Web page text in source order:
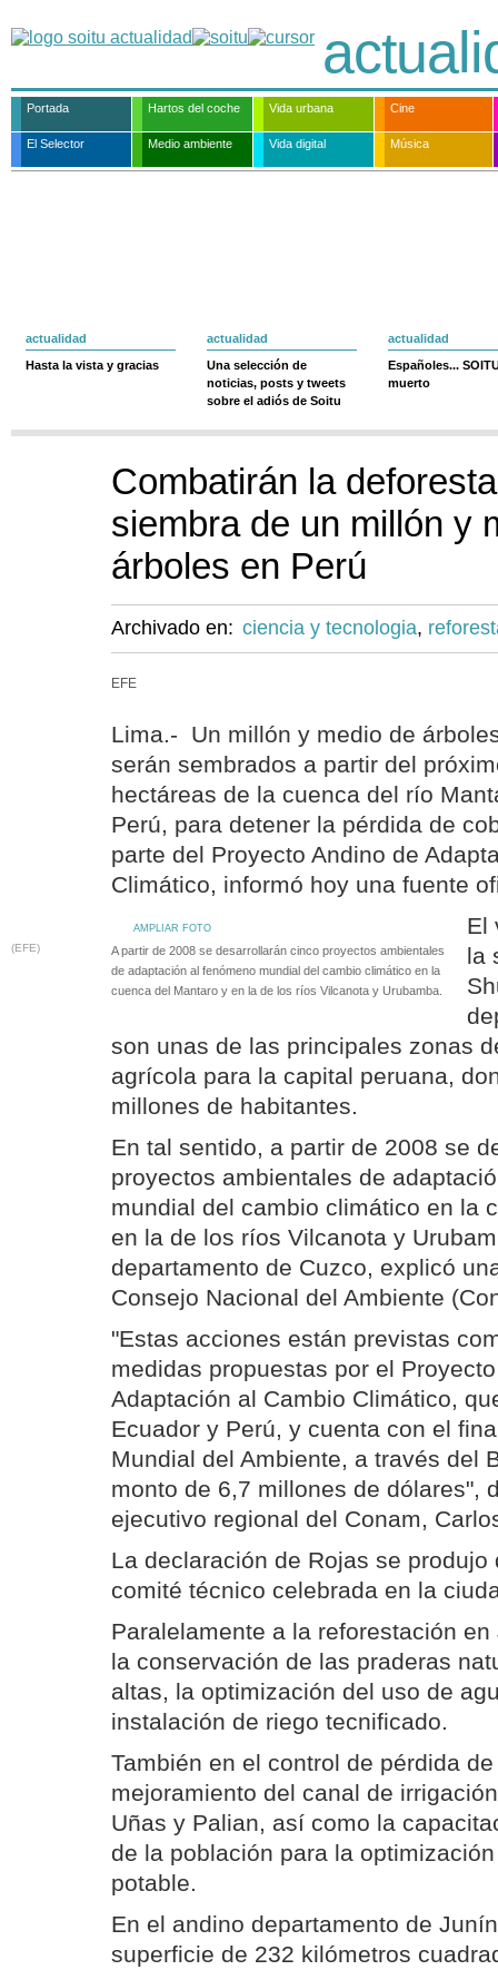
Portada Hartos del coche Vida urbana Cine
El Selector Medio ambiente Vida digital Música
actualidad
Hasta la vista y gracias
actualidad
Una selección de
noticias, posts y tweets
sobre el adiós de Soitu
actualidad
Españoles...
muerto
Combatirán la
siembra de un millón y
árboles en Perú
Archivado en: ciencia y tecnologia,
EFE
Lima.- Un millón y medio de
serán sembrados a partir del
hectáreas de la cuenca del río
Perú, para detener la pérdida de
parte del Proyecto Andino de
Climático, informó hoy una fuente
AMPLIAR FOTO
(EFE)
A partir de 2008 se desarrollarán cinco proyectos ambientales
de adaptación al fenómeno mundial del cambio climático en la
cuenca del Mantaro y en la de los ríos Vilcanota y Urubamba.
El
la
son unas de las principales zonas
agrícola para la capital peruana,
millones de habitantes.
En tal sentido, a partir de 2008 se
proyectos ambientales de
mundial del cambio climático en la
en la de los ríos Vilcanota y
departamento de Cuzco, explicó
Consejo Nacional del Ambiente
"Estas acciones están previstas
medidas propuestas por el
Adaptación al Cambio Climático,
Ecuador y Perú, y cuenta con el
Mundial del Ambiente, a través del
monto de 6,7 millones de dólares",
ejecutivo regional del Conam,
La declaración de Rojas se
comité técnico celebrada en la
Paralelamente a la reforestación
la conservación de las praderas
altas, la optimización del uso de
instalación de riego tecnificado.
También en el control de pérdida
mejoramiento del canal de
Uñas y Palian, así como la
de la población para la
potable.
En el andino departamento de
superficie de 232 kilómetros